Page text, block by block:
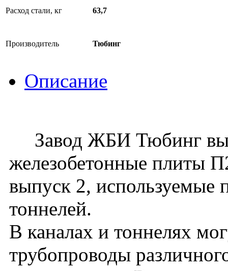
Расход стали, кг 63,7
Производитель Тюбинг
Описание
Завод ЖБИ Тюбинг
железобетонные плиты
выпуск 2, используемые
тоннелей.
В каналах и тоннелях
трубопроводы